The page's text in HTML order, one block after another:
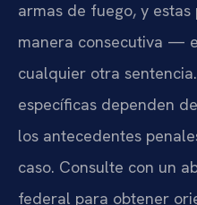
armas de fuego, y estas
manera consecutiva —
cualquier otra
específicas dependen
los antecedentes
caso. Consulte con un
federal para obtener